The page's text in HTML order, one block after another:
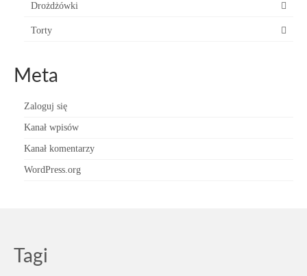
Drożdżówki
Torty
Meta
Zaloguj się
Kanał wpisów
Kanał komentarzy
WordPress.org
Tagi